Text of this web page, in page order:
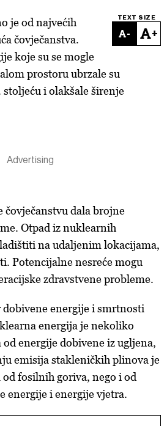
TEXT SIZE
- +
je od najvećih
čovječanstva.
koje su se mogle
prostoru ubrzale su
i olakšale širenje
čovječanstvu dala brojne
Otpad iz nuklearnih
na udaljenim lokacijama,
Potencijalne nesreće mogu
zdravstvene probleme.
energije i smrtnosti
energija je nekoliko
energije dobivene iz ugljena,
emisija stakleničkih plinova je
od fosilnih goriva, nego i od
energije i energije vjetra.